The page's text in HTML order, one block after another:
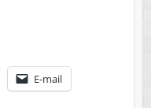
E-mail